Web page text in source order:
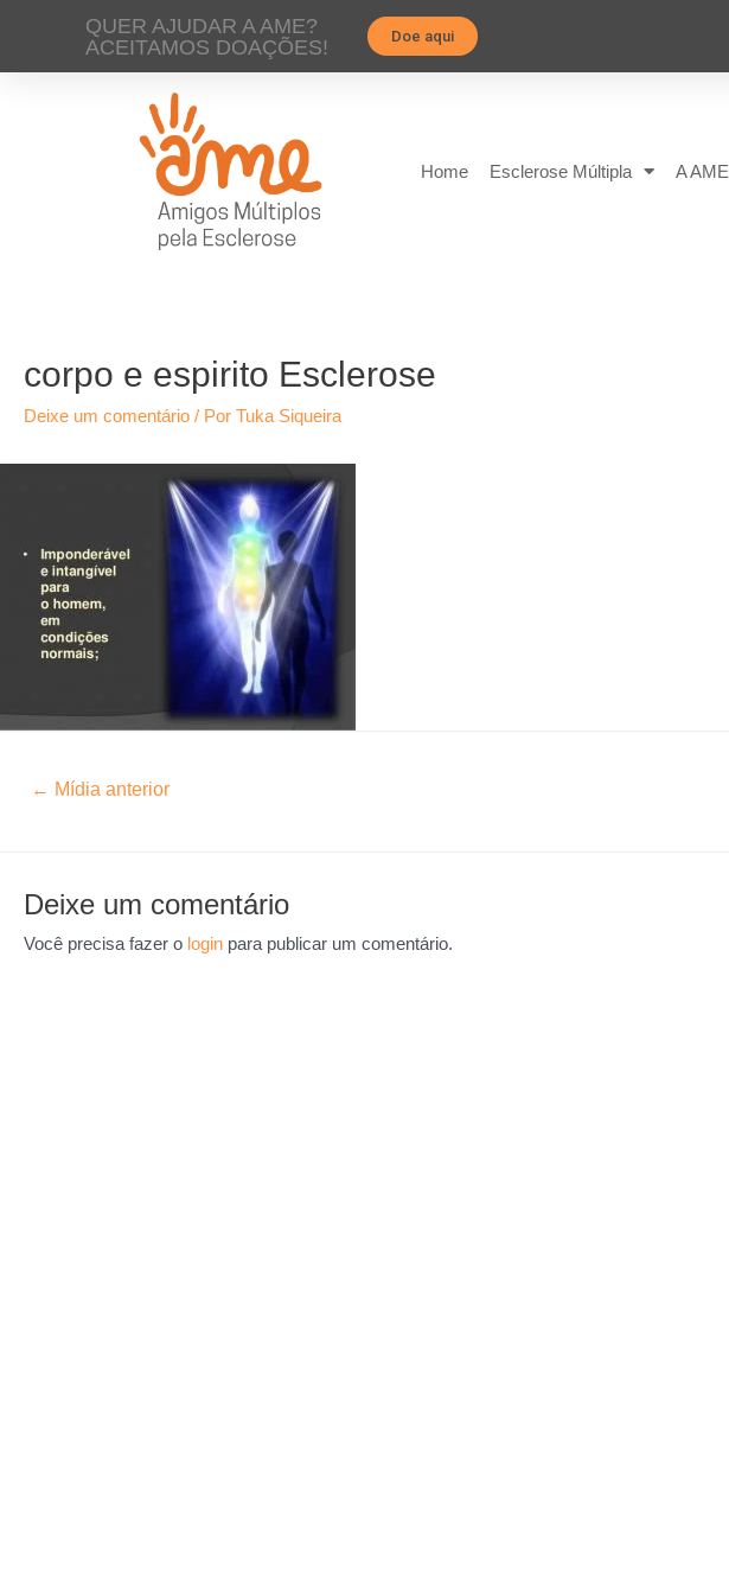
QUER AJUDAR A AME?
ACEITAMOS DOAÇÕES!
Doe aqui
Home Esclerose Múltipla A AME
corpo e espirito Esclerose
Deixe um comentário / Por Tuka Siqueira
← Mídia anterior
Deixe um comentário
Você precisa fazer o login para publicar um comentário.